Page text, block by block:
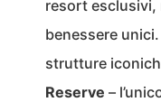
resort esclusivi,
benessere unici.
strutture
Reserve –